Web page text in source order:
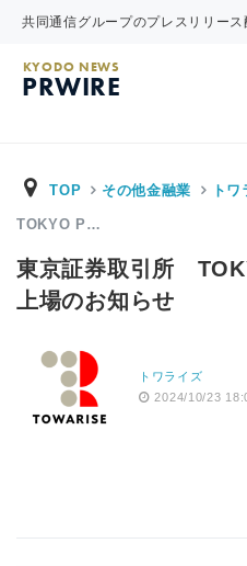
共同通信グループのプレスリリース
KYODO NEWS
PRWIRE
TOP その他金融業 ト
TOKYO P…
東京証券取引所
上場のお知らせ
トワライズ
2024/10/23